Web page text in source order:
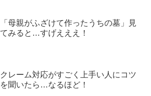
「母親がふざけて作ったうちの墓」見
てみると…すげえええ！
クレーム対応がすごく上手い人にコツ
を聞いたら…なるほど！